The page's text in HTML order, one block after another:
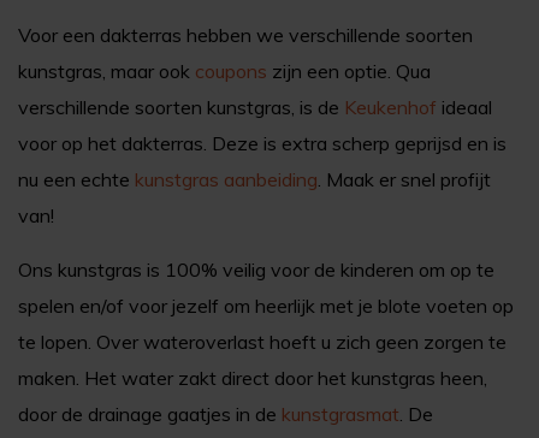
Voor een dakterras hebben we verschillende soorten
kunstgras, maar ook coupons zijn een optie. Qua
verschillende soorten kunstgras, is de Keukenhof ideaal
voor op het dakterras. Deze is extra scherp geprijsd en is
nu een echte kunstgras aanbeiding. Maak er snel profijt
van!
Ons kunstgras is 100% veilig voor de kinderen om op te
spelen en/of voor jezelf om heerlijk met je blote voeten op
te lopen. Over wateroverlast hoeft u zich geen zorgen te
maken. Het water zakt direct door het kunstgras heen,
door de drainage gaatjes in de kunstgrasmat. De